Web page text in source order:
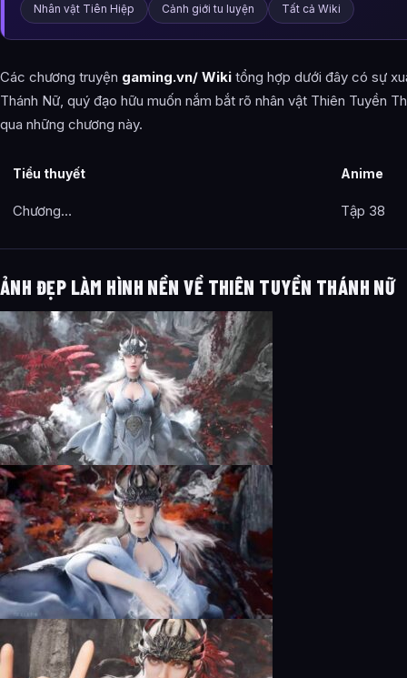
Nhân vật Tiên Hiệp Cảnh giới tu luyện Tất cả Wiki
Các chương truyện gaming.vn/ Wiki tổng hợp dưới đây có sự
Thánh Nữ, quý đạo hữu muốn nắm bắt rõ nhân vật Thiên Tuyền
qua những chương này.
Tiểu thuyết
Chương…
Anime
Tập 38
ẢNH ĐẸP LÀM HÌNH NỀN VỀ THIÊN TUYỀN THÁNH NỮ